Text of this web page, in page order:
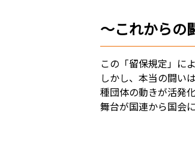
～これからの
この「留保規定」に
しかし、本当の闘い
種団体の動きが活発
舞台が国連から国会